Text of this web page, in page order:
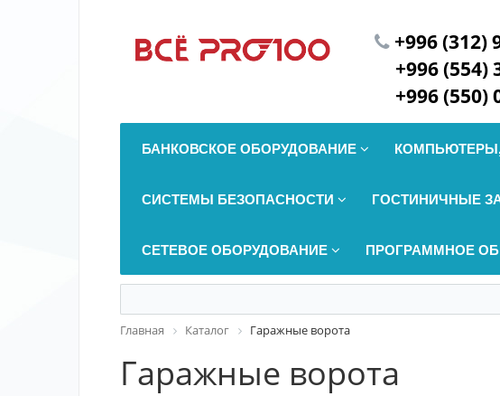
+996 (312)
+996 (554)
+996 (550)
БАНКОВСКОЕ ОБОРУДОВАНИЕ
СИСТЕМЫ БЕЗОПАСНОСТИ ГОСТИНИЧНЫЕ
СЕТЕВОЕ ОБОРУДОВАНИЕ ПРОГРАММНОЕ
Главная Каталог Гаражные ворота
Гаражные ворота